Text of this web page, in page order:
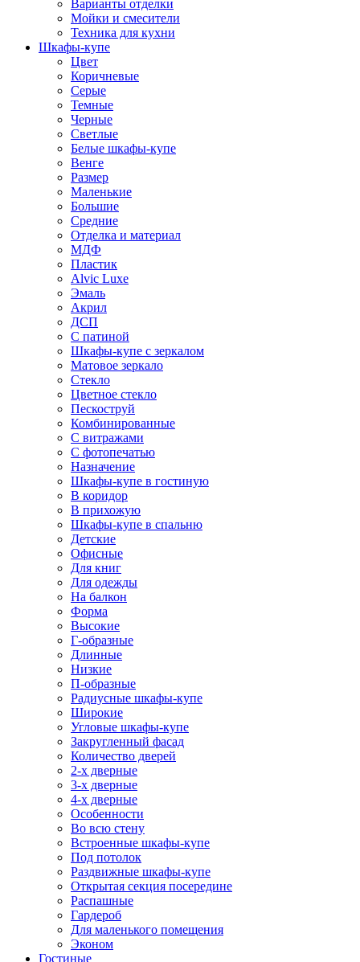
Варианты отделки
Мойки и смесители
Техника для кухни
Шкафы-купе
Цвет
Коричневые
Серые
Темные
Черные
Светлые
Белые шкафы-купе
Венге
Размер
Маленькие
Большие
Средние
Отделка и материал
МДФ
Пластик
Alvic Luxe
Эмаль
Акрил
ДСП
С патиной
Шкафы-купе с зеркалом
Матовое зеркало
Стекло
Цветное стекло
Пескоструй
Комбинированные
С витражами
С фотопечатью
Назначение
Шкафы-купе в гостиную
В коридор
В прихожую
Шкафы-купе в спальню
Детские
Офисные
Для книг
Для одежды
На балкон
Форма
Высокие
Г-образные
Длинные
Низкие
П-образные
Радиусные шкафы-купе
Широкие
Угловые шкафы-купе
Закругленный фасад
Количество дверей
2-х дверные
3-х дверные
4-х дверные
Особенности
Во всю стену
Встроенные шкафы-купе
Под потолок
Раздвижные шкафы-купе
Открытая секция посередине
Распашные
Гардероб
Для маленького помещения
Эконом
Гостиные